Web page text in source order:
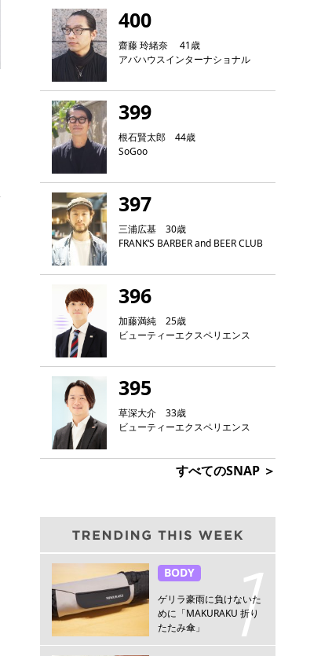
400
齋藤 玲緒奈 41歳
アバハウスインターナショナル
399
根石賢太郎 44歳
SoGoo
397
三浦広基 30歳
FRANK‘S BARBER and BEER CLUB
396
加藤満純 25歳
ビューティーエクスペリエンス
395
草深大介 33歳
ビューティーエクスペリエンス
すべてのSNAP ＞
BODY
ゲリラ豪雨に負けないた
めに「MAKURAKU 折り
たたみ傘」